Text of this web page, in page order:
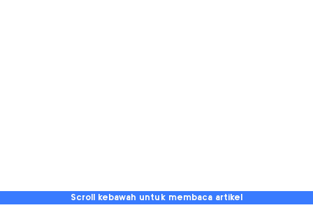
Scroll kebawah untuk membaca artikel